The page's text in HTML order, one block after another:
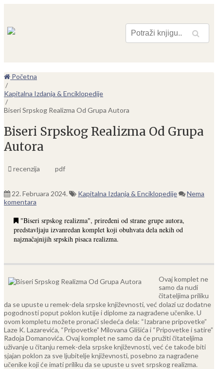
Pretraga
Početna
/
Kapitalna Izdanja & Enciklopedije
/
Biseri Srpskog Realizma Od Grupa Autora
Biseri Srpskog Realizma Od Grupa
Autora
recenzija pdf
22. Februara 2024. Kapitalna Izdanja & Enciklopedije
Nema
komentara
"Biseri srpskog realizma", priređeni od strane grupe autora,
predstavljaju izvanredan komplet koji obuhvata dela nekih od
najznačajnijih srpskih pisaca realizma.
Ovaj komplet ne
samo da nudi
čitateljima priliku
da se upuste u remek-dela srpske književnosti, već dolazi uz dodatne
pogodnosti poput poklon kutije i diplome za nagrađene učenike. U
ovom kompletu možete pronaći sledeća dela: “Izabrane pripovetke”
Laze K. Lazarevića, “Pripovetke” Milovana Glišića i “Pripovetke i satire”
Radoja Domanovića. Ovaj komplet ne samo da će pružiti čitateljima
uživanje u čitanju remek-dela srpske književnosti, već će takođe biti
sjajan poklon za sve ljubitelje književnosti, posebno za nagrađene
učenike koji će imati priliku da se upuste u svet srpskog realizma.